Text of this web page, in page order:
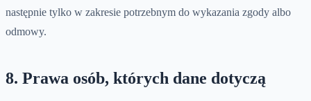
następnie tylko w zakresie potrzebnym do wykazania zgody albo
odmowy.
8. Prawa osób, których dane dotyczą